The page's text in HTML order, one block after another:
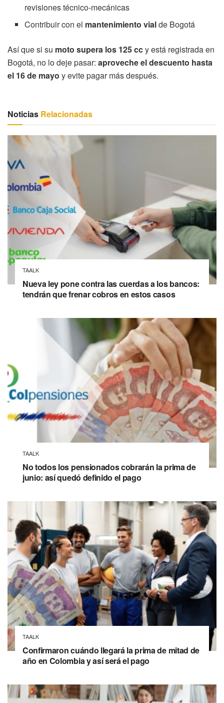
revisiones técnico-mecánicas
Contribuir con el mantenimiento vialde Bogotá
Así que si su moto supera los 125 ccy está registrada en
Bogotá, no lo deje pasar: aproveche el descuento hasta
el 16 de mayo y evite pagar más después.
Noticias Relacionadas
TAALK
Nueva ley pone contra las cuerdas a los bancos:
tendrán que frenar cobros en estos casos
TAALK
No todos los pensionados cobrarán la prima de
junio: así quedó definido el pago
TAALK
Confirmaron cuándo llegará la prima de mitad de
año en Colombia y así será el pago